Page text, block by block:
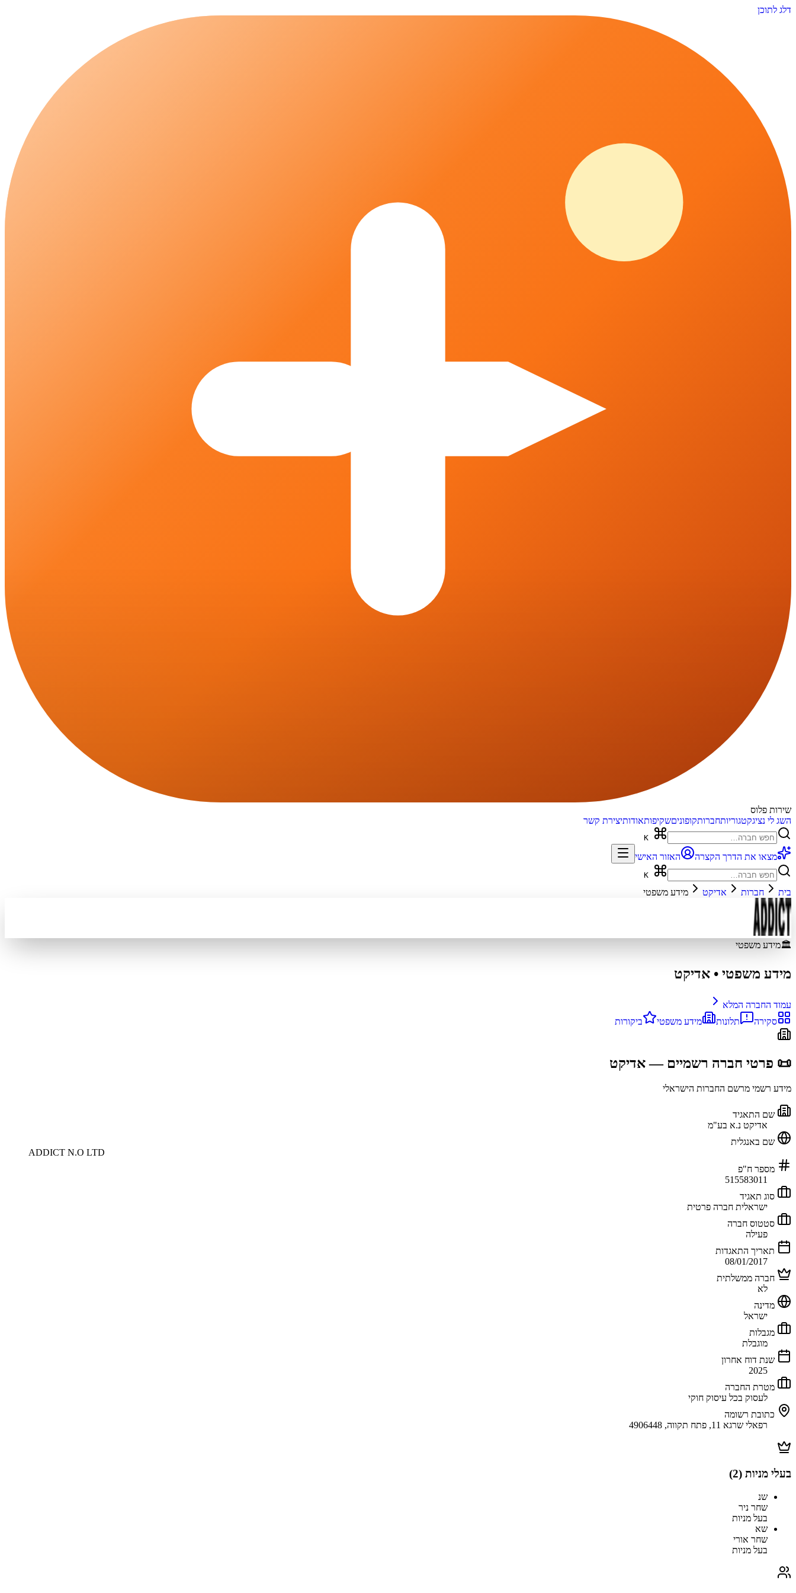
דלג לתוכן
שירות פלוס
השג לי נציגקטגוריותחברותקופוניםשקיפותאודותיצירת קשר
מצאו את הדרך הקצרה האזור האישי
בית חברות אדיקט מידע משפטי
🏛️מידע משפטי
מידע משפטי • אדיקט
עמוד החברה המלא
סקירה
תלונות מידע משפטי ביקורות
📜 פרטי חברה רשמיים — אדיקט
מידע רשמי מרשם החברות הישראלי
שם התאגיד
אדיקט נ.א בע"מ
שם באנגלית
ADDICT N.O LTD
מספר ח"פ
515583011
סוג תאגיד
ישראלית חברה פרטית
סטטוס חברה
פעילה
תאריך התאגדות
08/01/2017
חברה ממשלתית
לא
מדינה
ישראל
מגבלות
מוגבלת
שנת דוח אחרון
2025
מטרת החברה
לעסוק בכל עיסוק חוקי
כתובת רשומה
רפאלי שרגא 11, פתח תקווה, 4906448
בעלי מניות (2
)
שנ
שחר ניר
בעל מניות
שא
שחר אורי
בעל מניות